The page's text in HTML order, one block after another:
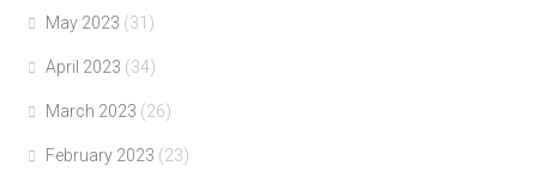
May 2023 (31)
April 2023 (34)
March 2023 (26)
February 2023 (23)